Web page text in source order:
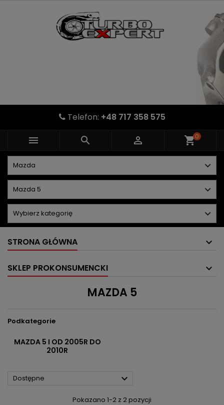
Telefon: +48 717 358 575
   shopping_cart0
STRONA GŁÓWNA
SKLEP PROKONSUMENCKI
MAZDA 5
Podkategorie
MAZDA 5 I OD 2005R DO
2010R
Dostępne 
Pokazano 1-2 z 2 pozycji